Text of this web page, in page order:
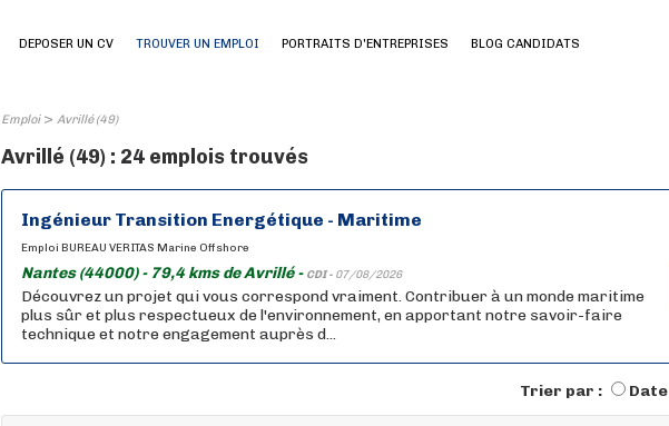
DEPOSER UN CV TROUVER UN EMPLOI PORTRAITS D'ENTREPRISES BLOG CANDIDATS
Emploi> Avrillé (49)
Avrillé (49) : 24 emplois trouvés
Ingénieur Transition Energétique - Maritime
Emploi BUREAU VERITAS Marine Offshore
Nantes (44000) - 79,4 kms de Avrillé - CDI - 07/08/2026
Découvrez un projet qui vous correspond vraiment. Contribuer à un monde maritime
plus sûr et plus respectueux de l'environnement, en apportant notre savoir-faire
technique et notre engagement auprès d...
Trier par : Date